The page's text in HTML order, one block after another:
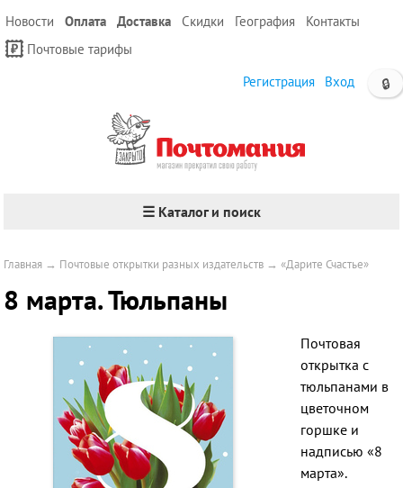
Новости Оплата Доставка Скидки География
Контакты
Почтовые тарифы
🔒
Регистрация Вход
☰ Каталог и поиск
Главная → Почтовые открытки разных издательств →«Дарите Счастье»
8 марта. Тюльпаны
Почтовая
открытка с
тюльпанами в
цветочном
горшке и
надписью «8
марта».